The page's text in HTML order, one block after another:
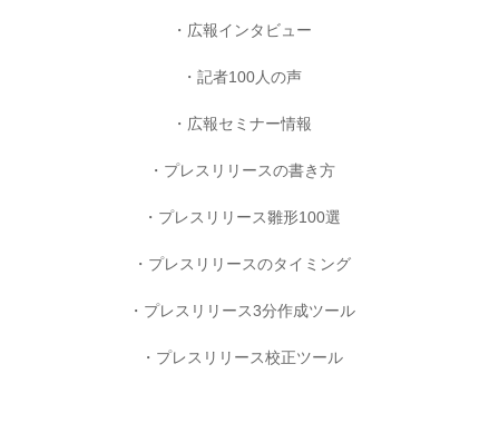
広報インタビュー
記者100人の声
広報セミナー情報
プレスリリースの書き方
プレスリリース雛形100選
プレスリリースのタイミング
プレスリリース3分作成ツール
プレスリリース校正ツール